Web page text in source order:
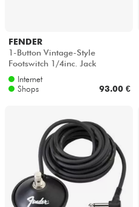
FENDER
1-Button Vintage-Style
Footswitch 1/4inc. Jack
Internet
Shops
93.00 €